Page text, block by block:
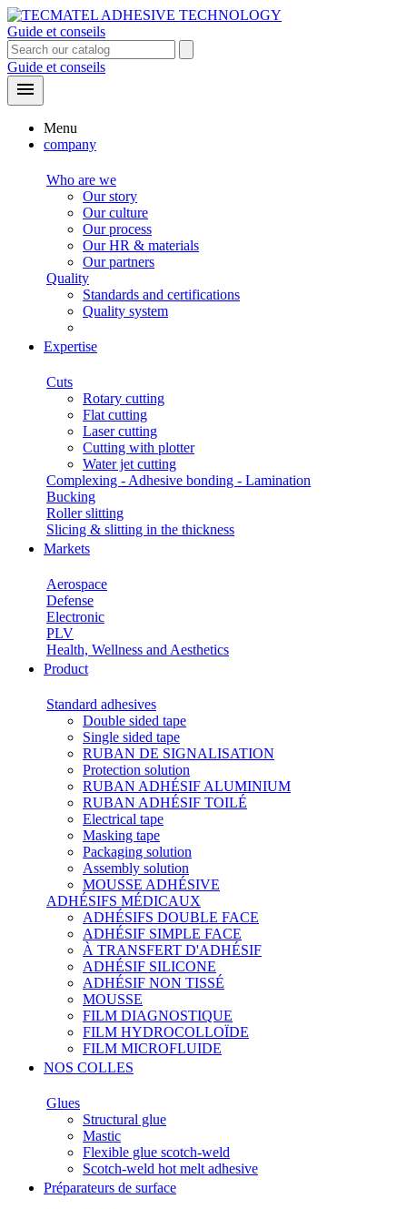
Guide et conseils
Guide et conseils

Menu
company
Who are we
Our story
Our culture
Our process
Our HR & materials
Our partners
Quality
Standards and certifications
Quality system
Expertise
Cuts
Rotary cutting
Flat cutting
Laser cutting
Cutting with plotter
Water jet cutting
Complexing - Adhesive bonding - Lamination
Bucking
Roller slitting
Slicing & slitting in the thickness
Markets
Aerospace
Defense
Electronic
PLV
Health, Wellness and Aesthetics
Product
Standard adhesives
Double sided tape
Single sided tape
RUBAN DE SIGNALISATION
Protection solution
RUBAN ADHÉSIF ALUMINIUM
RUBAN ADHÉSIF TOILÉ
Electrical tape
Masking tape
Packaging solution
Assembly solution
MOUSSE ADHÉSIVE
ADHÉSIFS MÉDICAUX
ADHÉSIFS DOUBLE FACE
ADHÉSIF SIMPLE FACE
À TRANSFERT D'ADHÉSIF
ADHÉSIF SILICONE
ADHÉSIF NON TISSÉ
MOUSSE
FILM DIAGNOSTIQUE
FILM HYDROCOLLOÏDE
FILM MICROFLUIDE
NOS COLLES
Glues
Structural glue
Mastic
Flexible glue scotch-weld
Scotch-weld hot melt adhesive
Préparateurs de surface